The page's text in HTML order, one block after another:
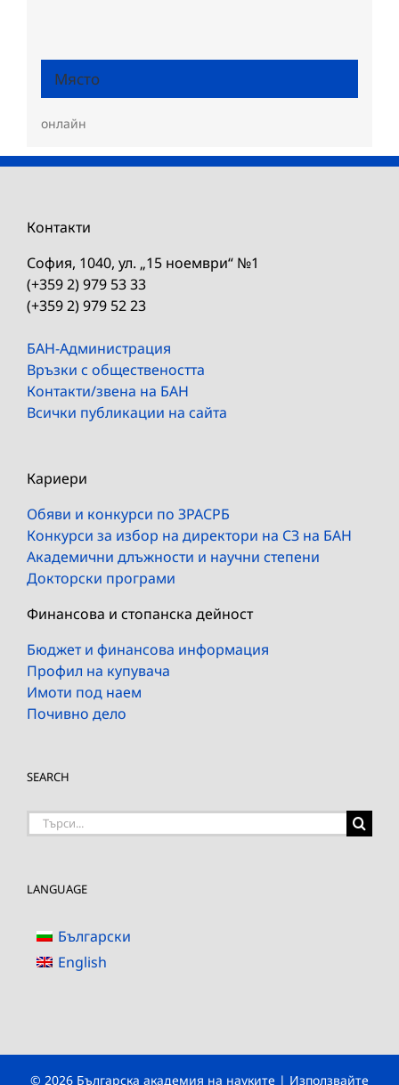
Място
онлайн
Контакти
София, 1040, ул. „15 ноември“ №1
(+359 2) 979 53 33
(+359 2) 979 52 23
БАН-Администрация
Връзки с обществеността
Контакти/звена на БАН
Всички публикации на сайта
Кариери
Обяви и конкурси по ЗРАСРБ
Конкурси за избор на директори на СЗ на БАН
Академични длъжности и научни степени
Докторски програми
Финансова и стопанска дейност
Бюджет и финансова информация
Профил на купувача
Имоти под наем
Почивно дело
SEARCH
Търсене
LANGUAGE
Български
English
© 2026 Българска академия на науките | Използвайте